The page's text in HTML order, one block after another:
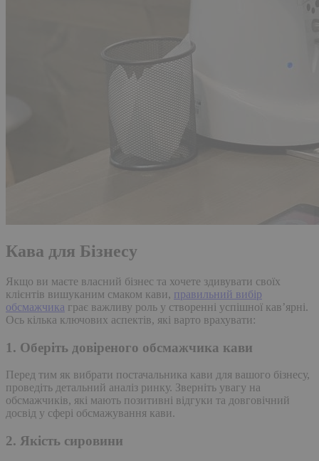
Кава для Бізнесу
Якщо ви маєте власний бізнес та хочете здивувати своїх
клієнтів вишуканим смаком кави, правильний вибір
обсмажчика грає важливу роль у створенні успішної кавʼярні.
Ось кілька ключових аспектів, які варто врахувати:
1. Оберіть довіреного обсмажчика кави
Перед тим як вибрати постачальника кави для вашого бізнесу,
проведіть детальний аналіз ринку. Зверніть увагу на
обсмажчиків, які мають позитивні відгуки та довговічний
досвід у сфері обсмажування кави.
2. Якість сировини